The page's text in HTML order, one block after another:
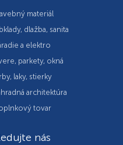
materiál
dlažba, sanita
a elektro
parkety, okná
laky, stierky
architektúra
tovar
nás